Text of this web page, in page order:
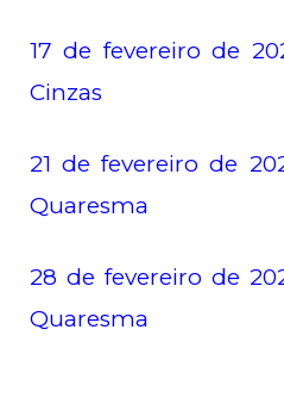
17 de fevereiro de
Cinzas
21 de fevereiro de
Quaresma
28 de fevereiro de
Quaresma